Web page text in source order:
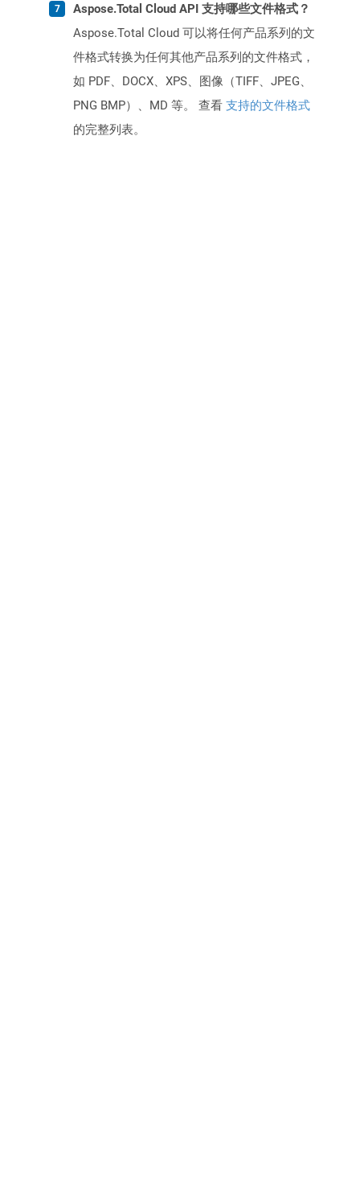
Aspose.Total Cloud API 支持哪些文件格式？
Aspose.Total Cloud 可以将任何产品系列的文
件格式转换为任何其他产品系列的文件格式，
如 PDF、DOCX、XPS、图像（TIFF、JPEG、
PNG BMP）、MD 等。 查看 支持的文件格式
的完整列表。